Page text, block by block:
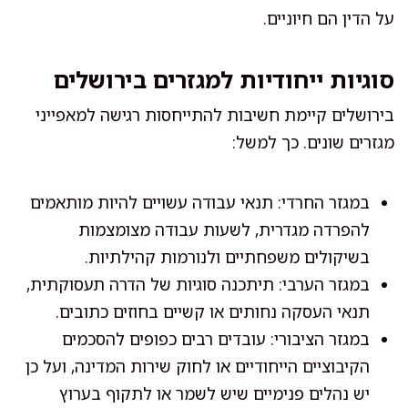
על הדין הם חיוניים.
סוגיות ייחודיות למגזרים בירושלים
בירושלים קיימת חשיבות להתייחסות רגישה למאפייני
מגזרים שונים. כך למשל:
במגזר החרדי: תנאי עבודה עשויים להיות מותאמים
להפרדה מגדרית, לשעות עבודה מצומצמות
בשיקולים משפחתיים ולנורמות קהילתיות.
במגזר הערבי: תיתכנה סוגיות של הדרה תעסוקתית,
תנאי העסקה נחותים או קשיים בחוזים כתובים.
במגזר הציבורי: עובדים רבים כפופים להסכמים
הקיבוציים הייחודיים או לחוק שירות המדינה, ועל כן
יש נהלים פנימיים שיש לשמר או לתקוף בערוץ